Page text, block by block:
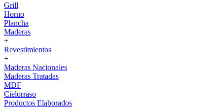
Grill
Horno
Plancha
Maderas
+
Revestimientos
+
Maderas Nacionales
Maderas Tratadas
MDF
Cielorraso
Productos Elaborados